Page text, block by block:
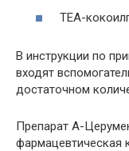
ТЕА-
В инструкции по
входят
достаточном
Препарат А-
фармацевтическая